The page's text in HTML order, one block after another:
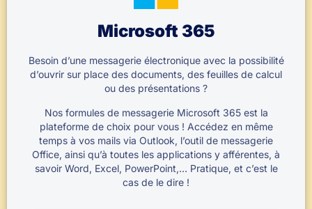
Microsoft 365
Besoin d’une messagerie électronique avec la possibilité
d’ouvrir sur place des documents, des feuilles de calcul
ou des présentations ?
Nos formules de messagerie Microsoft 365 est la
plateforme de choix pour vous ! Accédez en même
temps à vos mails via Outlook, l’outil de messagerie
Office, ainsi qu’à toutes les applications y afférentes, à
savoir Word, Excel, PowerPoint,… Pratique, et c’est le
cas de le dire !